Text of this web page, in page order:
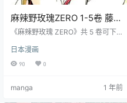
麻辣野玫瑰ZERO 1-5卷 藤泽
亨 漫画全集下载
《麻辣野玫瑰 ZERO》共 5 卷可下
冒险漫画，讲述他们对抗 ALICE 的
故事。作为《麻辣教师 GTO》番外
日本漫画
90 0
manga 1 年前